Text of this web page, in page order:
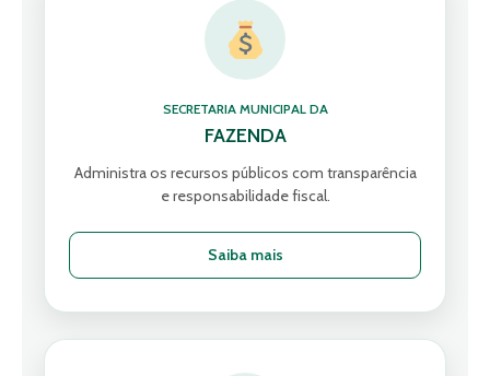
SECRETARIA MUNICIPAL DA
FAZENDA
Administra os recursos públicos com transparência
e responsabilidade fiscal.
Saiba mais